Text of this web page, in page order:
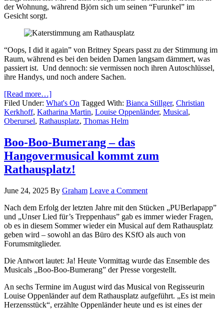
der Wohnung, während Björn sich um seinen “Furunkel” im
Gesicht sorgt.
“Oops, I did it again” von Britney Spears passt zu der Stimmung im
Raum, während es bei den beiden Damen langsam dämmert, was
passiert ist. Und dennoch: sie vermissen noch ihren Autoschlüssel,
ihre Handys, und noch andere Sachen.
[Read more…]
Filed Under: What's On Tagged With: Bianca Stillger, Christian
Kerkhoff, Katharina Martin, Louise Oppenländer, Musical,
Oberursel, Rathausplatz, Thomas Helm
Boo-Boo-Bumerang – das
Hangovermusical kommt zum
Rathausplatz!
June 24, 2025 By Graham Leave a Comment
Nach dem Erfolg der letzten Jahre mit den Stücken „PUBerlapapp”
und „Unser Lied für’s Treppenhaus” gab es immer wieder Fragen,
ob es in diesem Sommer wieder ein Musical auf dem Rathausplatz
geben wird – sowohl an das Büro des KSfO als auch von
Forumsmitglieder.
Die Antwort lautet: Ja! Heute Vormittag wurde das Ensemble des
Musicals „Boo-Boo-Bumerang” der Presse vorgestellt.
An sechs Termine im August wird das Musical von Regisseurin
Louise Oppenländer auf dem Rathausplatz aufgeführt. „Es ist mein
Herzensstück“, erzählte Oppenländer heute und es ist eines der